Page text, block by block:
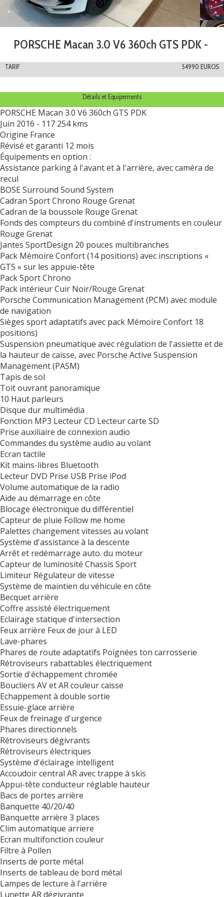
PORSCHE Macan 3.0 V6 360ch GTS PDK -
TARIF 54990 EUROS
Détails et Equipements
PORSCHE Macan 3.0 V6 360ch GTS PDK
Juin 2016 - 117 254 kms
Origine France
Révisé et garanti 12 mois
Équipements en option :
Assistance parking à l'avant et à l'arrière, avec caméra de
recul
BOSE Surround Sound System
Cadran Sport Chrono Rouge Grenat
Cadran de la boussole Rouge Grenat
Fonds des compteurs du combiné d'instruments en couleur
Rouge Grenat
Jantes SportDesign 20 pouces multibranches
Pack Mémoire Confort (14 positions) avec inscriptions «
GTS » sur les appuie-tête
Pack Sport Chrono
Pack intérieur Cuir Noir/Rouge Grenat
Porsche Communication Management (PCM) avec module
de navigation
Sièges sport adaptatifs avec pack Mémoire Confort 18
positions)
Suspension pneumatique avec régulation de l'assiette et de
la hauteur de caisse, avec Porsche Active Suspension
Management (PASM)
Tapis de sol
Toit ouvrant panoramique
10 Haut parleurs
Disque dur multimédia
Fonction MP3 Lecteur CD Lecteur carte SD
Prise auxiliaire de connexion audio
Commandes du système audio au volant
Ecran tactile
Kit mains-libres Bluetooth
Lecteur DVD Prise USB Prise iPod
Volume automatique de la radio
Aide au démarrage en côte
Blocage électronique du différentiel
Capteur de pluie Follow me home
Palettes changement vitesses au volant
Système d'assistance à la descente
Arrêt et redémarrage auto. du moteur
Capteur de luminosité Chassis Sport
Limiteur Régulateur de vitesse
Système de maintien du véhicule en côte
Becquet arrière
Coffre assisté électriquement
Eclairage statique d'intersection
Feux arrière Feux de jour à LED
Lave-phares
Phares de route adaptatifs Poignées ton carrosserie
Rétroviseurs rabattables électriquement
Sortie d'échappement chromée
Boucliers AV et AR couleur caisse
Echappement à double sortie
Essuie-glace arrière
Feux de freinage d'urgence
Phares directionnels
Rétroviseurs dégivrants
Rétroviseurs électriques
Système d'éclairage intelligent
Accoudoir central AR avec trappe à skis
Appui-tête conducteur réglable hauteur
Bacs de portes arrière
Banquette 40/20/40
Banquette arrière 3 places
Clim automatique arriere
Ecran multifonction couleur
Filtre à Pollen
Inserts de porte métal
Inserts de tableau de bord métal
Lampes de lecture à l'arrière
Lunette AR dégivrante